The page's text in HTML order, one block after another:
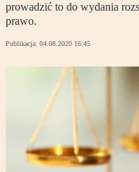
prowadzić to do wydania
prawo.
Publikacja: 04.08.2020 16:45